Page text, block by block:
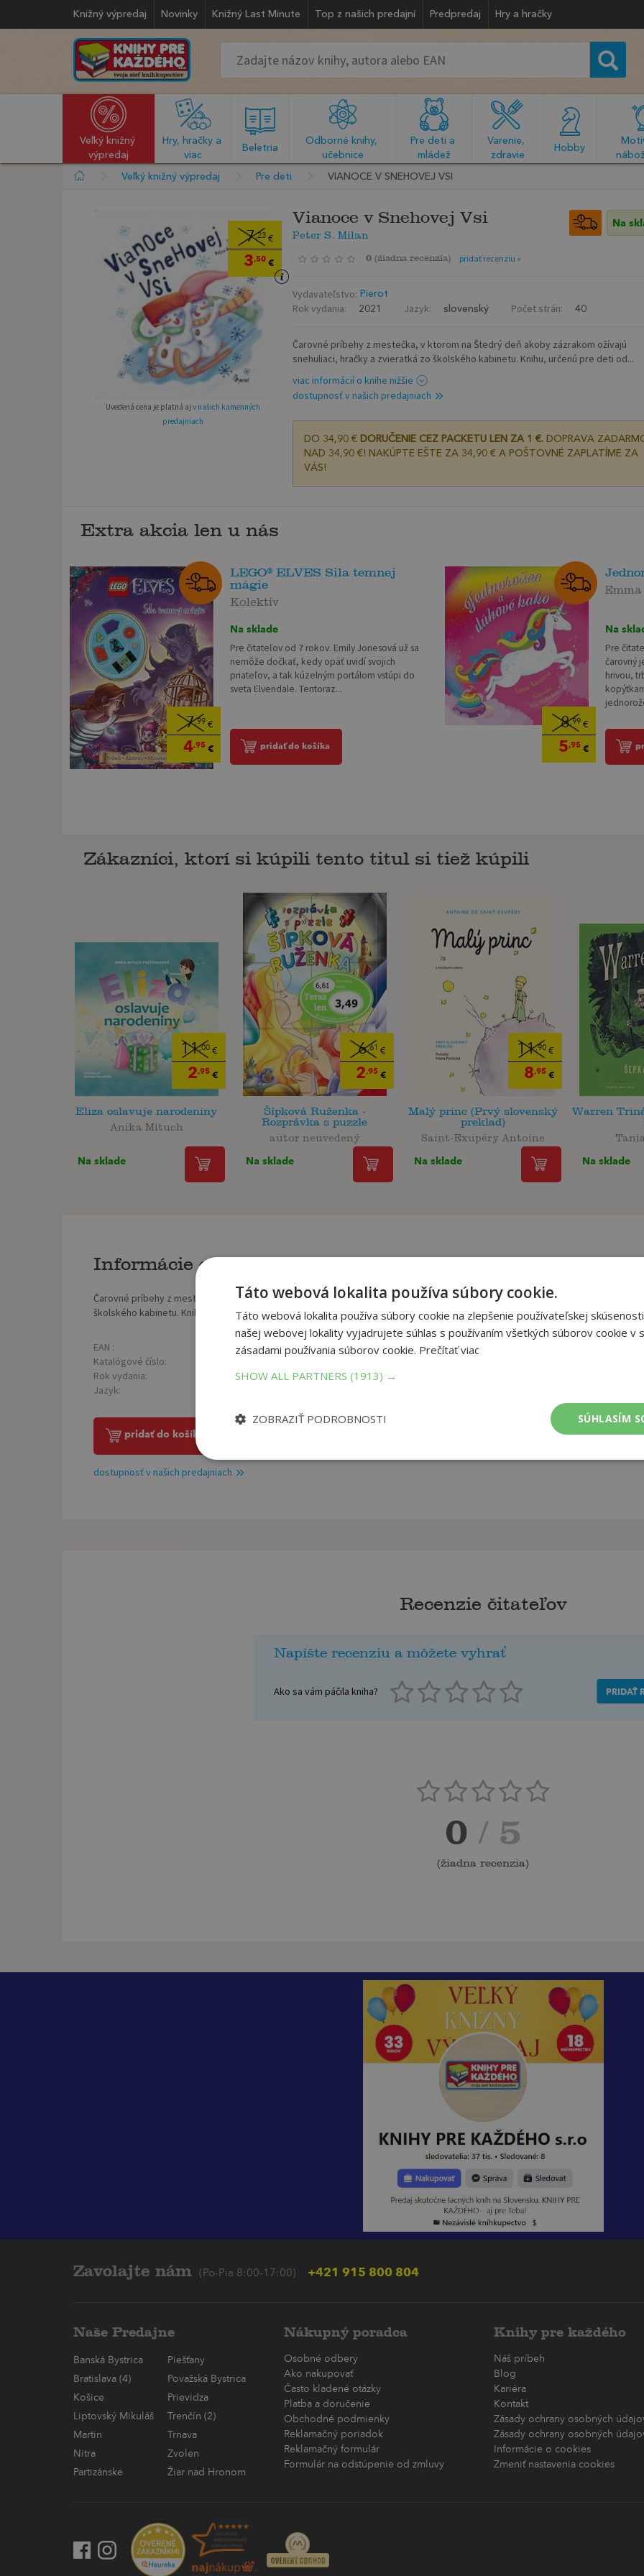
Knižný výpredaj Novinky Knižný Last Minute Top z našich predajní Predpredaj Hry a hračky
Veľký knižný
výpredaj
Hry, hračky a
viac
Beletria
Odborné knihy,
učebnice
Pre deti a
mládež
Varenie,
zdravie
Hobby
Veľký knižný výpredaj Pre deti VIANOCE V SNEHOVEJ VSI
7,23 €
3,50 €
Uvedená cena je platná aj v našich kamenných
predajniach
Vianoce v Snehovej Vsi
Peter S. Milan
Na
0 (žiadna recenzia) pridať recenziu »
Vydavateľstvo: Pierot
Rok vydania: 2021 Jazyk: slovenský Počet strán: 40
Čarovné príbehy z mestečka, v ktorom na Štedrý deň akoby zázrakom ožívajú
snehuliaci, hračky a zvieratká zo školského kabinetu. Knihu, určenú pre deti od...
viac informácií o knihe nižšie
dostupnosť v našich predajniach
DO 34,90 € DORUČENIE CEZ PACKETU LEN ZA 1 €.DOPRAVA
NAD 34,90 €! NAKÚPTE EŠTE ZA 34,90 € A POŠTOVNÉ ZAPLATÍME ZA
VÁS!
Extra akcia len u nás
7,99 €
4,95€
LEGO® ELVES Sila temnej
mágie
Kolektív
Na sklade
Pre čitateľov od 7 rokov. Emily Jonesová už sa
nemôže dočkať, kedy opäť uvidí svojich
priateľov, a tak kúzelným portálom vstúpi do
sveta Elvendale. Tentoraz...
pridať do košíka
8,99 €
5,95€
Emma
Na
Pre
čarovný
hrivou,
Zákazníci, ktorí si kúpili tento titul si tiež kúpili
11,00 €
2,95 €
Eliza oslavuje narodeniny
Anika Mituch
Na sklade
6,61 €
2,95 €
Šípková Ruženka -
Rozprávka s puzzle
autor neuvedený
Na sklade
11,90 €
8,95 €
Malý princ (Prvý slovenský
preklad)
Saint-Exupéry Antoine
Na sklade
Warren
Na sklade
Informácie o knihe
Čarovné príbehy z mestečka, v ktorom na Štedrý deň akoby zázrakom ožívajú snehuliaci, hračky a zvieratká zo
školského kabinetu. Knihu, určenú pre deti od 4 rokov, sprevádza krásnymi ilustráciami výtvarníčka Petra Vybíhalová.
EAN : 9788073537746
Katalógové číslo:
Rok vydania:
Jazyk:
Počet strán: 40
Rozmer:
pridať do košíka
dostupnosť v našich predajniach
Recenzie čitateľov
Napíšte recenziu a môžete vyhrať
Ako sa vám páčila kniha? PRIDAŤ
0 / 5
(žiadna recenzia)
Zavolajte nám (Po-Pia 8:00-17:00) +421 915 800 804
Naše Predajne
Banská Bystrica
Piešťany
Bratislava (4)
Považská Bystrica
Košice
Prievidza
Liptovský Mikuláš
Trenčín (2)
Martin
Trnava
Nitra
Zvolen
Partizánske
Žiar nad Hronom
Nákupný poradca
Osobné odbery
Ako nakupovať
Často kladené otázky
Platba a doručenie
Obchodné podmienky
Reklamačný poriadok
Reklamačný formulár
Formulár na odstúpenie od zmluvy
Knihy pre každého
Náš príbeh
Blog
Kariéra
Kontakt
Zásady ochrany osobných
Zásady ochrany osobných
Informácie o cookies
Zmeniť nastavenia cookies
Táto webová lokalita používa súbory cookie.
Táto webová lokalita používa súbory cookie na zlepšenie používateľskej
našej webovej lokality vyjadrujete súhlas s používaním všetkých súborov cookie v
zásadami používania súborov cookie. Prečítať viac
SHOW ALL PARTNERS (1913) →
SÚHLASÍM
ZOBRAZIŤ PODROBNOSTI